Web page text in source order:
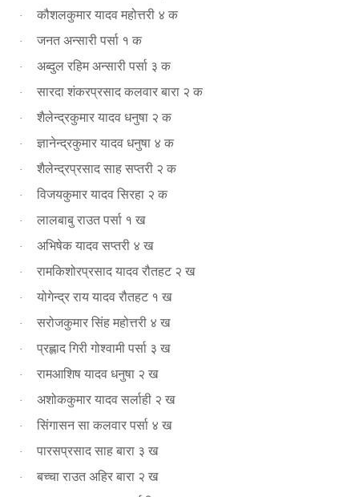
· कौशलकुमार यादव महोत्तरी ४ क
· जनत अन्सारी पर्सा १ क
· अब्दुल रहिम अन्सारी पर्सा ३ क
· सारदा शंकरप्रसाद कलवार बारा २ क
· शैलेन्द्रकुमार यादव धनुषा २ क
· ज्ञानेन्द्रकुमार यादव धनुषा ४ क
· शैलेन्द्रप्रसाद साह सप्तरी २ क
· विजयकुमार यादव सिरहा २ क
· लालबाबु राउत पर्सा १ ख
· अभिषेक यादव सप्तरी ४ ख
· रामकिशोरप्रसाद यादव रौतहट २ ख
· योगेन्द्र राय यादव रौतहट १ ख
· सरोजकुमार सिंह महोत्तरी ४ ख
· प्रह्लाद गिरी गोश्वामी पर्सा ३ ख
· रामआशिष यादव धनुषा २ ख
· अशोककुमार यादव सर्लाही २ ख
· सिंगासन सा कलवार पर्सा ४ ख
· पारसप्रसाद साह बारा ३ ख
·
बच्चा राउत अहिर बारा २ ख